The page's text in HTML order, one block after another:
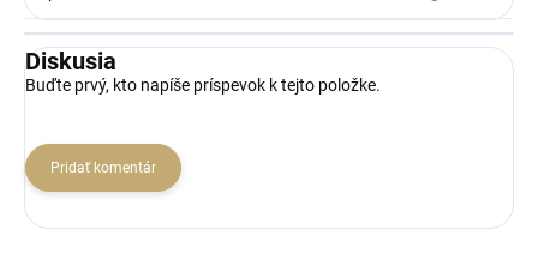
Diskusia
Buďte prvý, kto napíše príspevok k tejto položke.
Pridať komentár